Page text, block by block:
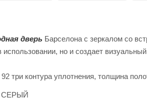
дверь Барселона с зеркалом со
но и создает
три контура уплотнения, толщина
СЕРЫЙ